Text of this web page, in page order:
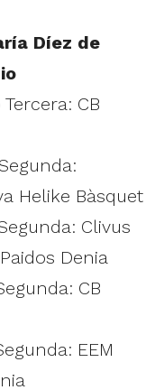
Díez de
CB
Helike Bàsquet
Clivus
Denia
CB
EEM